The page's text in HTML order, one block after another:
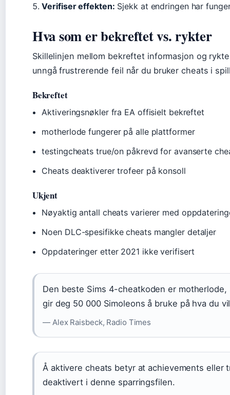
Verifiser effekten: Sjekk at endringen har
Hva som er bekreftet vs. rykter
Skillelinjen mellom bekreftet informasjon og
unngå frustrerende feil når du bruker cheats i
Bekreftet
Aktiveringsnøkler fra EA offisielt bekreftet
motherlode fungerer på alle plattformer
testingcheats true/on påkrevd for avanserte
Cheats deaktiverer trofeer på konsoll
Ukjent
Nøyaktig antall cheats varierer med
Noen DLC-spesifikke cheats mangler detaljer
Oppdateringer etter 2021 ikke verifisert
Den beste Sims 4-cheatkoden er motherlode,
gir deg 50 000 Simoleons å bruke på hva du
— Alex Raisbeck, Radio Times
Å aktivere cheats betyr at achievements eller
deaktivert i denne sparringsfilen.